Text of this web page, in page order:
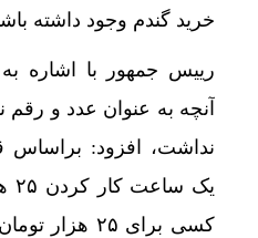
خرید گندم وجود داشته
رییس جمهور با اشاره به
آنچه به عنوان عدد و
نداشت، افزود: براساس
کسی برای ۲۵